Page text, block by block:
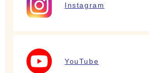
Instagram
YouTube